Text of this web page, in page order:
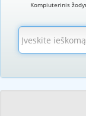
Kompiuterinis